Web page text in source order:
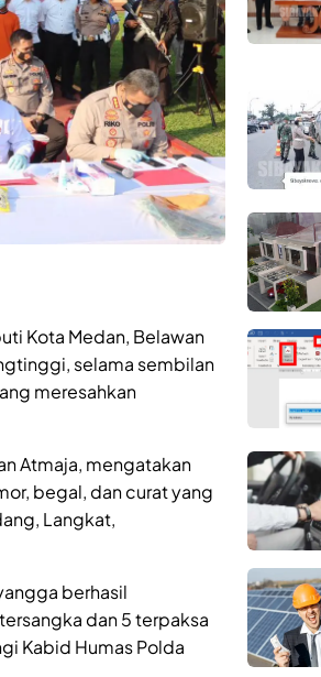
Kota Medan, Belawan
selama sembilan
meresahkan
Atmaja, mengatakan
begal, dan curat yang
Langkat,
berhasil
dan 5 terpaksa
Kabid Humas Polda